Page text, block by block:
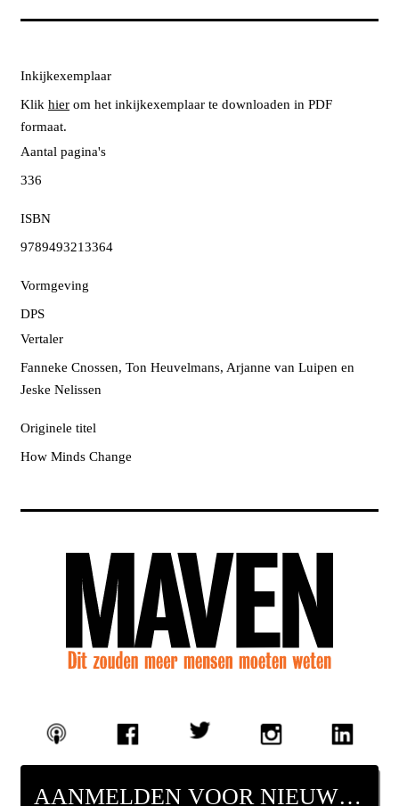
Inkijkexemplaar
Klik hier om het inkijkexemplaar te downloaden in PDF
formaat.
Aantal pagina's
336
ISBN
9789493213364
Vormgeving
DPS
Vertaler
Fanneke Cnossen, Ton Heuvelmans, Arjanne van Luipen en
Jeske Nelissen
Originele titel
How Minds Change
AANMELDEN VOOR NIEUWSBRIEF